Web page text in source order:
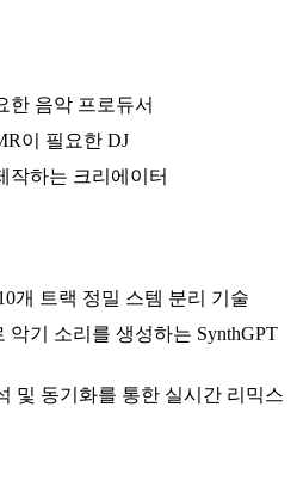
한 음악 프로듀서
이 필요한 DJ
작하는 크리에이터
개 트랙 정밀 스템 분리 기술
악기 소리를 생성하는 SynthGPT
및 동기화를 통한 실시간 리믹스